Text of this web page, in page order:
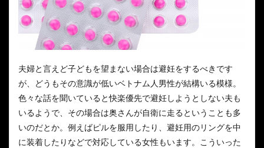
夫婦と言えど子どもを望まない場合は避妊をするべきです
が、どうもその意識が低いベトナム人男性が結構いる模様。
色々な話を聞いていると快楽優先で避妊しようとしない夫も
いるようで、その場合は奥さんが自衛に走るということも多
いのだとか。例えばピルを服用したり、避妊用のリングを中
に装着したりなどで対応している女性もいます。こういった